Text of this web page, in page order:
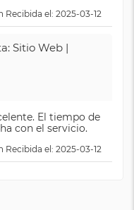
Recibida el: 2025-03-12
Sitio Web |
El tiempo de
con el servicio.
Recibida el: 2025-03-12